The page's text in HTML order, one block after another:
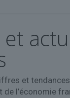
et
l’économie